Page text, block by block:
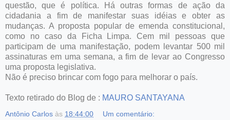
questão, que é política. Há outras formas de ação da
cidadania a fim de manifestar suas idéias e obter as
mudanças. A proposta popular de emenda constitucional,
como no caso da Ficha Limpa. Cem mil pessoas que
participam de uma manifestação, podem levantar 500 mil
assinaturas em uma semana, a fim de levar ao Congresso
uma proposta legislativa.
Não é preciso brincar com fogo para melhorar o país.
Texto retirado do Blog de : MAURO SANTAYANA
Antônio Carlos às 18:44:00 Um comentário: